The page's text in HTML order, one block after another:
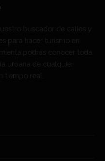
buscador de calles y
para hacer turismo en
podrás conocer toda
urbana de cualquier
real.